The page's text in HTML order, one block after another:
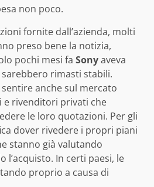
non poco.
fornite dall’azienda, molti
preso bene la notizia,
pochi mesi fa Sonyaveva
rimasti stabili.
anche sul mercato
e rivenditori privati che
le loro quotazioni. Per gli
dover rivedere i propri piani
stanno già valutando
l’acquisto. In certi paesi, le
proprio a causa di